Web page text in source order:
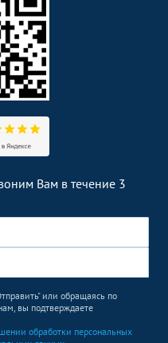
Вам в течение 3
или обращаясь по
вы подтверждаете
обработки персональных